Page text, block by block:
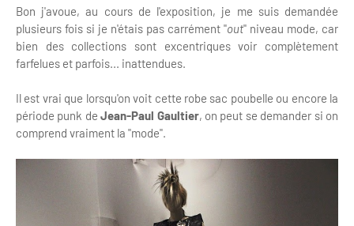
Bon j'avoue, au cours de l'exposition, je me suis demandée
plusieurs fois si je n'étais pas carrément "out" niveau mode, car
bien des collections sont excentriques voir complètement
farfelues et parfois... inattendues.
Il est vrai que lorsqu'on voit cette robe sac poubelle ou encore la
période punk deJean-Paul Gaultier, on peut se demander si on
comprend vraiment la "mode".